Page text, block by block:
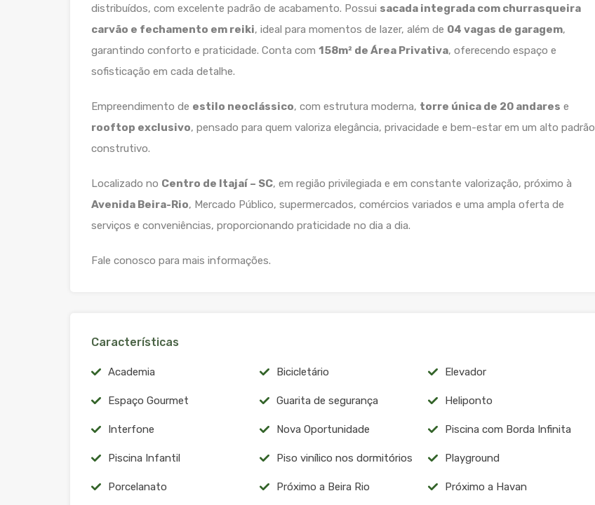
distribuídos, com excelente padrão de acabamento. Possui sacada integrada com churrasqueira
carvão e fechamento em reiki, ideal para momentos de lazer, além de 04 vagas de garagem,
garantindo conforto e praticidade. Conta com 158m² de Área Privativa, oferecendo espaço e
sofisticação em cada detalhe.
Empreendimento de estilo neoclássico, com estrutura moderna, torre única de 20 andares e
rooftop exclusivo, pensado para quem valoriza elegância, privacidade e bem-estar em um alto padrão
construtivo.
Localizado no Centro de Itajaí – SC, em região privilegiada e em constante valorização, próximo à
Avenida Beira-Rio, Mercado Público, supermercados, comércios variados e uma ampla oferta de
serviços e conveniências, proporcionando praticidade no dia a dia.
Fale conosco para mais informações.
Características
Academia Bicicletário Elevador
Espaço Gourmet Guarita de segurança Heliponto
Interfone Nova Oportunidade Piscina com Borda Infinita
Piscina Infantil Piso vinílico nos dormitórios Playground
Porcelanato Próximo a Beira Rio Próximo a Havan